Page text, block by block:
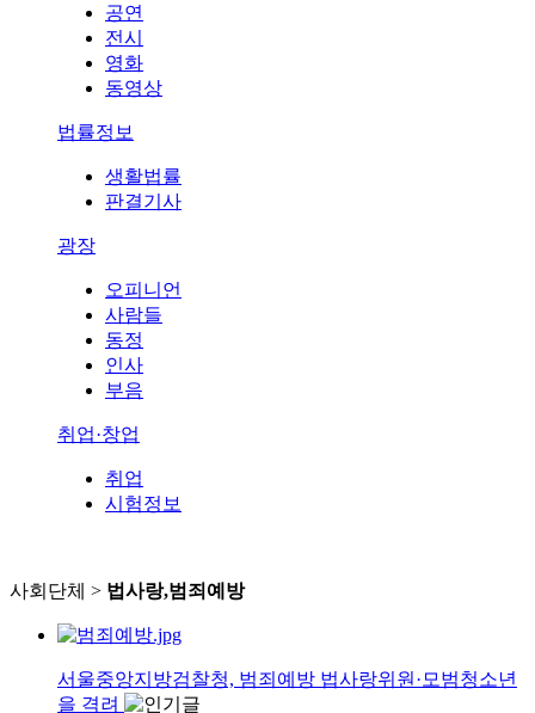
공연
전시
영화
동영상
법률정보
생활법률
판결기사
광장
오피니언
사람들
동정
인사
부음
취업·창업
취업
시험정보
사회단체 > 법사랑,범죄예방
서울중앙지방검찰청, 범죄예방 법사랑위원·모범청소년
을 격려